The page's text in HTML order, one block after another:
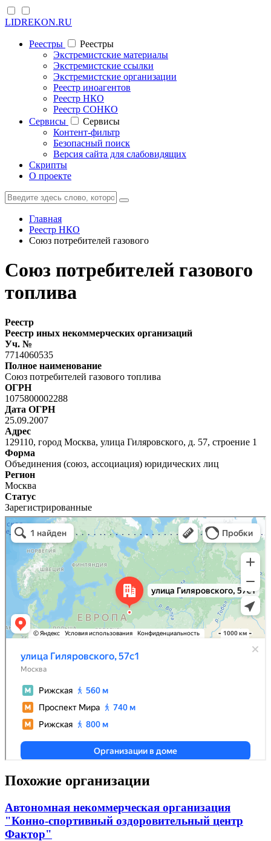
LIDREKON.RU
Реестры
Реестры
Экстремистские материалы
Экстремистские ссылки
Экстремистские организации
Реестр иноагентов
Реестр НКО
Реестр СОНКО
Cервисы
Cервисы
Контент-фильтр
Безопасный поиск
Версия сайта для слабовидящих
Скрипты
О проекте
Главная
Реестр НКО
Союз потребителей газового
Союз потребителей газового
топлива
Реестр
Реестр иных некоммерческих организаций
Уч. №
7714060535
Полное наименование
Союз потребителей газового топлива
ОГРН
1075800002288
Дата ОГРН
25.09.2007
Адрес
129110, город Москва, улица Гиляровского, д. 57, строение 1
Форма
Объединения (союз, ассоциация) юридических лиц
Регион
Москва
Статус
Зарегистрированные
Похожие организации
Автономная некоммерческая организация
"Конно-спортивный оздоровительный центр
Фактор"